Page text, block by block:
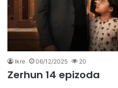
Ikre 06/12/2025 20
Zerhun 14 epizoda